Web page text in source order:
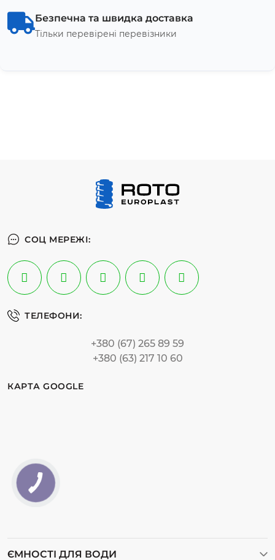
Безпечна та швидка доставка
Тільки перевірені перевізники
СОЦ МЕРЕЖІ:
ТЕЛЕФОНИ:
+380 (67) 265 89 59
+380 (63) 217 10 60
КАРТА GOOGLE
ЄМНОСТІ ДЛЯ ВОДИ